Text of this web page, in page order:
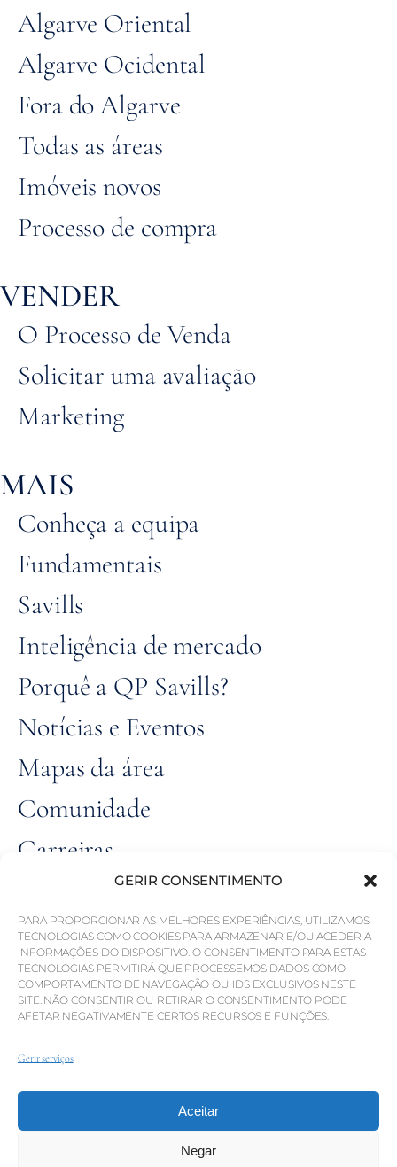
GERIR CONSENTIMENTO
PARA PROPORCIONAR AS MELHORES EXPERIÊNCIAS, UTILIZAMOS
TECNOLOGIAS COMO COOKIES PARA ARMAZENAR E/OU ACEDER A
INFORMAÇÕES DO DISPOSITIVO. O CONSENTIMENTO PARA ESTAS
TECNOLOGIAS PERMITIRÁ QUE PROCESSEMOS DADOS COMO
COMPORTAMENTO DE NAVEGAÇÃO OU IDS EXCLUSIVOS NESTE
SITE. NÃO CONSENTIR OU RETIRAR O CONSENTIMENTO PODE
AFETAR NEGATIVAMENTE CERTOS RECURSOS E FUNÇÕES.
Gerir serviços
Aceitar
Negar
Algarve Oriental
Algarve Ocidental
Fora do Algarve
Todas as áreas
Imóveis novos
Processo de compra
VENDER
O Processo de Venda
Solicitar uma avaliação
Marketing
MAIS
Conheça a equipa
Fundamentais
Savills
Inteligência de mercado
Porquê a QP Savills?
Notícias e Eventos
Mapas da área
Comunidade
Carreiras
© Weber Media®TODOS OS
DIREITOS RESERVADOS 2026.
Política de PrivacidadeImpressão
TermosCanal de denúncias
MILLS LDA. TODOS OS
DIREITOS RESERVADOS.